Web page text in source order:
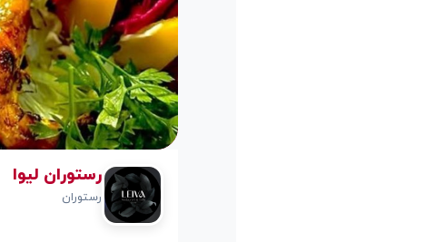
رستوران لیوا
رستوران